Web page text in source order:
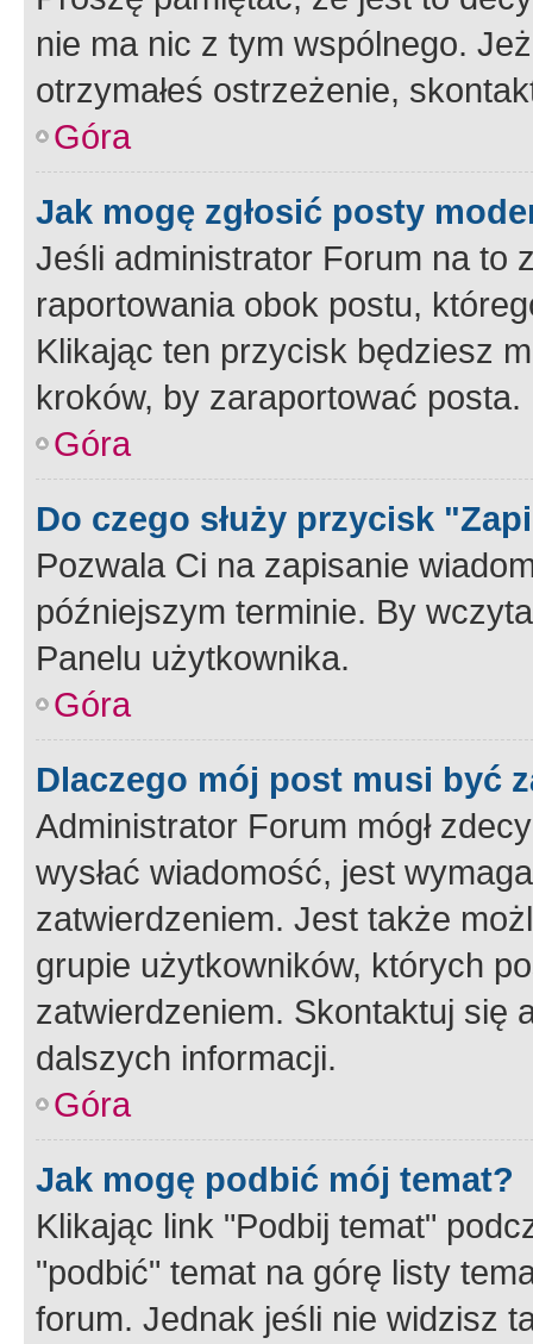
nie ma nic z tym wspólnego.
otrzymałeś ostrzeżenie,
Góra
Jak mogę zgłosić posty
Jeśli administrator Forum na to
raportowania obok postu,
Klikając ten przycisk będziesz
kroków, by zaraportować posta.
Góra
Do czego służy przycisk
Pozwala Ci na zapisanie
późniejszym terminie. By
Panelu użytkownika.
Góra
Dlaczego mój post musi być
Administrator Forum mógł
wysłać wiadomość, jest
zatwierdzeniem. Jest także
grupie użytkowników, których
zatwierdzeniem. Skontaktuj się
dalszych informacji.
Góra
Jak mogę podbić mój temat?
Klikając link "Podbij temat"
"podbić" temat na górę listy
forum. Jednak jeśli nie widzisz